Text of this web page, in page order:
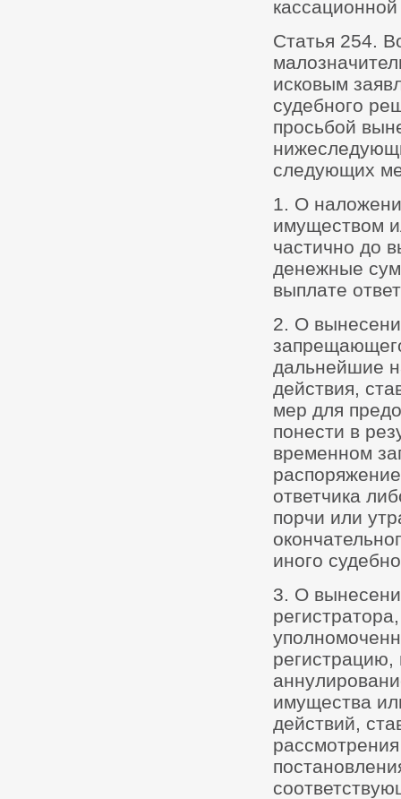
Статья 254.
исковым
судебного
просьбой
следующих
1. О
имуществом
частично до
денежные
выплате
2. О
дальнейшие
действия,
мер для
понести в
временном
ответчика
порчи или
иного
3. О
имущества
действий,